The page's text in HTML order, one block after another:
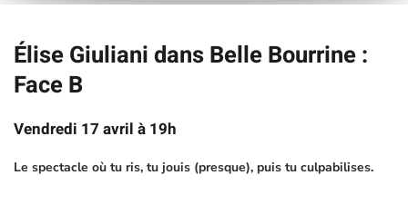
Élise Giuliani dans Belle Bourrine :
Face B
Vendredi 17 avril à 19h
Le spectacle où tu ris, tu jouis (presque), puis tu culpabilises.